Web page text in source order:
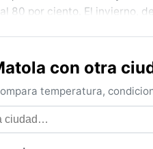
80 por ciento. El invierno,
es
ideales para explorar la
la región desde el océano
comunes las tormentas
con otra
temperatura,